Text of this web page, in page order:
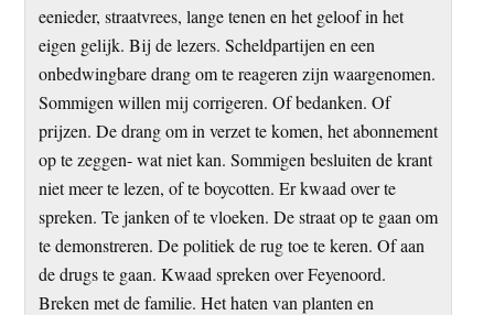
eenieder, straatvrees, lange tenen en het geloof in het
eigen gelijk. Bij de lezers. Scheldpartijen en een
onbedwingbare drang om te reageren zijn waargenomen.
Sommigen willen mij corrigeren. Of bedanken. Of
prijzen. De drang om in verzet te komen, het abonnement
op te zeggen- wat niet kan. Sommigen besluiten de krant
niet meer te lezen, of te boycotten. Er kwaad over te
spreken. Te janken of te vloeken. De straat op te gaan om
te demonstreren. De politiek de rug toe te keren. Of aan
de drugs te gaan. Kwaad spreken over Feyenoord.
Breken met de familie. Het haten van planten en